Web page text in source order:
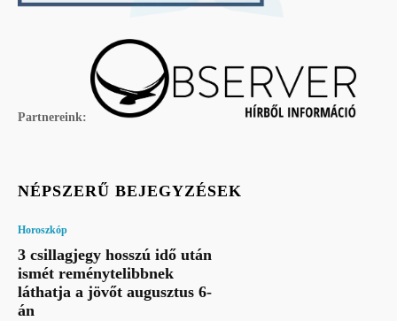
Partnereink:
NÉPSZERŰ BEJEGYZÉSEK
Horoszkóp
3 csillagjegy hosszú idő után
ismét reménytelibbnek
láthatja a jövőt augusztus 6-
án